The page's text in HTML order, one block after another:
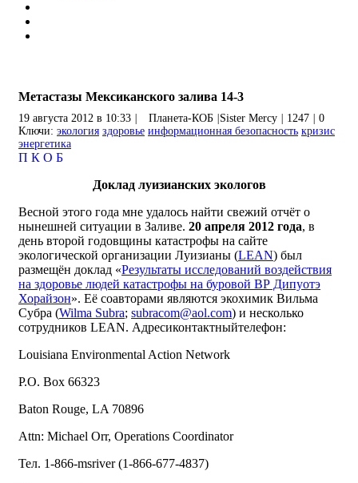
Метастазы Мексиканского залива 14-3
19 августа 2012 в 10:33 Планета-КОБ Sister Mercy 1247
0
Ключи: экология здоровье информационная безопасность кризис
энергетика
П К О Б
Доклад луизианских экологов
Весной этого года мне удалось найти свежий отчёт о
нынешней ситуации в Заливе. 20 апреля 2012 года, в
день второй годовщины катастрофы на сайте
экологической организации Луизианы (LEAN) был
размещён доклад «Результаты исследований воздействия
на здоровье людей катастрофы на буровой ВР Дипуотэ
Хорайзон». Её соавторами являются экохимик Вильма
Субра (Wilma Subra; subracom@aol.com) и несколько
сотрудников LEAN. Адресиконтактныйтелефон:
Louisiana Environmental Action Network
P.O. Box 66323
Baton Rouge, LA 70896
Attn: Michael Orr, Operations Coordinator
Тел. 1-866-msriver (1-866-677-4837)